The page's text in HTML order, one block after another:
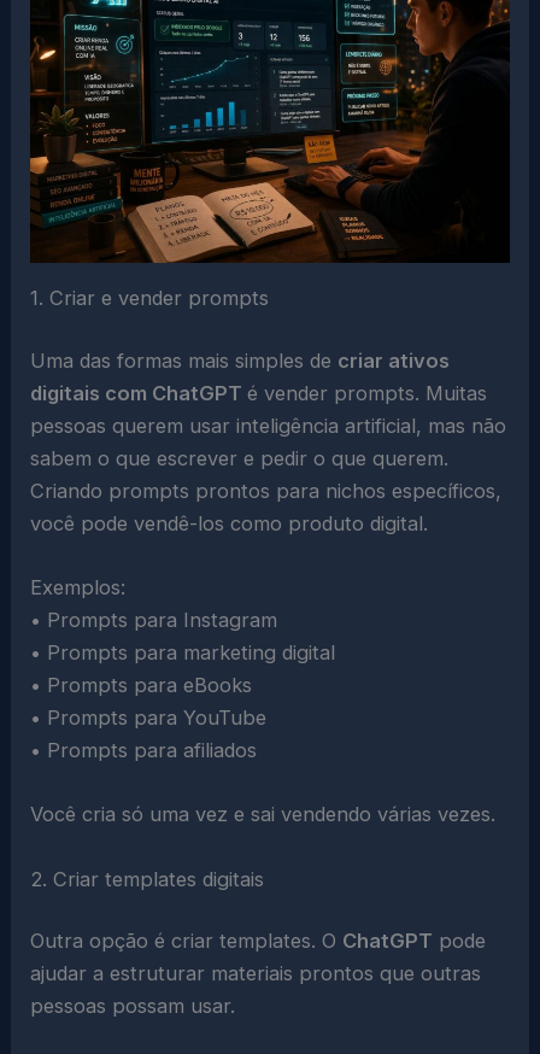
1. Criar e vender prompts
Uma das formas mais simples de criar ativos
digitais com ChatGPTé vender prompts. Muitas
pessoas querem usar inteligência artificial, mas não
sabem o que escrever e pedir o que querem.
Criando prompts prontos para nichos específicos,
você pode vendê-los como produto digital.
Exemplos:
• Prompts para Instagram
• Prompts para marketing digital
• Prompts para eBooks
• Prompts para YouTube
• Prompts para afiliados
Você cria só uma vez e sai vendendo várias vezes.
2. Criar templates digitais
Outra opção é criar templates. O ChatGPT pode
ajudar a estruturar materiais prontos que outras
pessoas possam usar.